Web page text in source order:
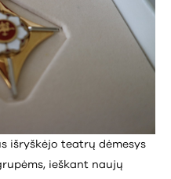
išryškėjo teatrų dėmesys
ieškant naujų